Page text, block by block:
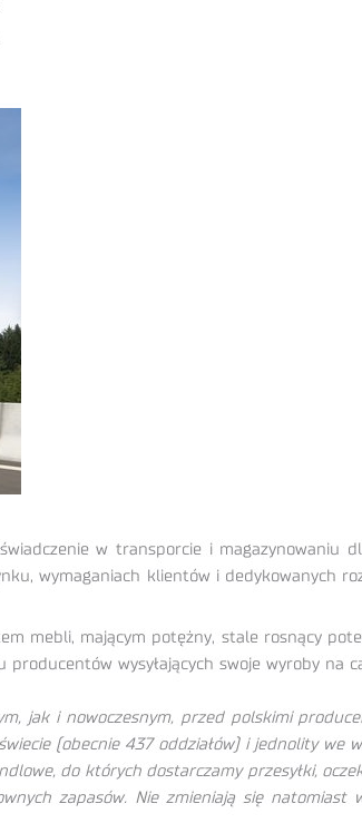
w transporcie i magazynowaniu
wymaganiach klientów i dedykowanych
mebli, mającym potężny, stale rosnący
wysyłających swoje wyroby na
jak i nowoczesnym, przed polskimi
(obecnie 437 oddziałów) i jednolity
do których dostarczamy przesyłki,
zapasów. Nie zmieniają się natomiast